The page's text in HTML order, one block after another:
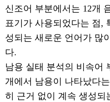
신조어 부분에서는 12개
표기가 사용되었다는 점,
성되는 새로운 언어가 많
다.
남용 실태 분석의 비속어
개에서 남용이 나타났다
히 근거 없이 계속 생성되